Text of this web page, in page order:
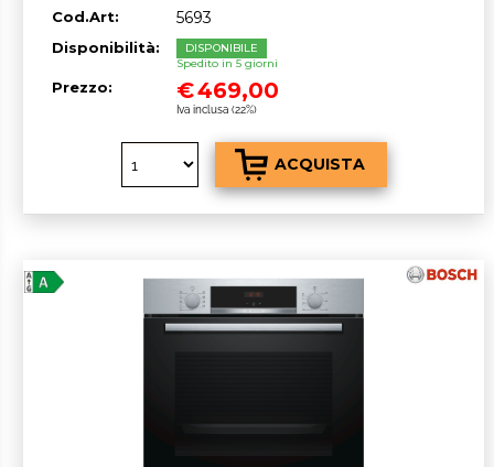
Cod.Art: 5693
Disponibilità:
DISPONIBILE
Spedito in 5 giorni
Prezzo: €469,00
Iva inclusa (22%)